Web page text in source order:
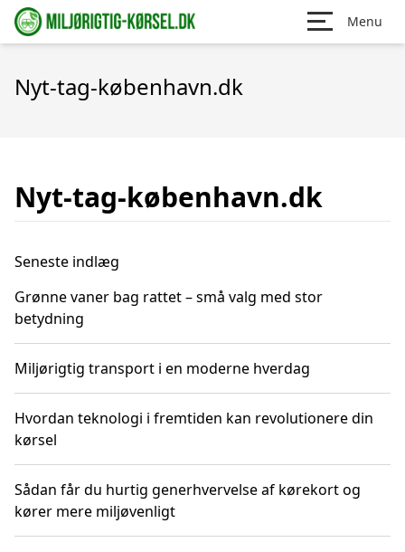
Menu
Nyt-tag-københavn.dk
Nyt-tag-københavn.dk
Seneste indlæg
Grønne vaner bag rattet – små valg med stor
betydning
Miljørigtig transport i en moderne hverdag
Hvordan teknologi i fremtiden kan revolutionere din
kørsel
Sådan får du hurtig generhvervelse af kørekort og
kører mere miljøvenligt